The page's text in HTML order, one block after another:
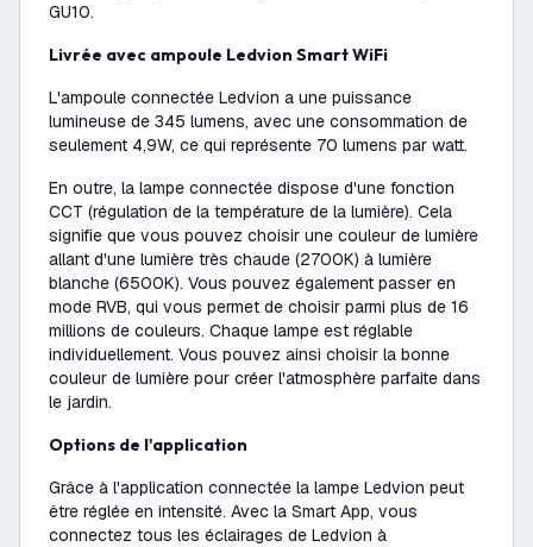
GU10.
Livrée avec ampoule Ledvion Smart WiFi
L'ampoule connectée Ledvion a une puissance
lumineuse de 345 lumens, avec une consommation de
seulement 4,9W, ce qui représente 70 lumens par watt.
En outre, la lampe connectée dispose d'une fonction
CCT (régulation de la température de la lumière). Cela
signifie que vous pouvez choisir une couleur de lumière
allant d'une lumière très chaude (2700K) à lumière
blanche (6500K). Vous pouvez également passer en
mode RVB, qui vous permet de choisir parmi plus de 16
millions de couleurs. Chaque lampe est réglable
individuellement. Vous pouvez ainsi choisir la bonne
couleur de lumière pour créer l'atmosphère parfaite dans
le jardin.
Options de l'application
Grâce à l'application connectée la lampe Ledvion peut
être réglée en intensité. Avec la Smart App, vous
connectez tous les éclairages de Ledvion à